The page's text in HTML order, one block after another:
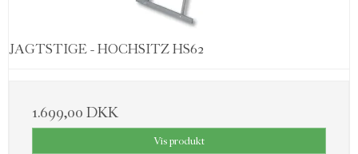
JAGTSTIGE - HOCHSITZ HS62
1.699,00 DKK
Vis produkt